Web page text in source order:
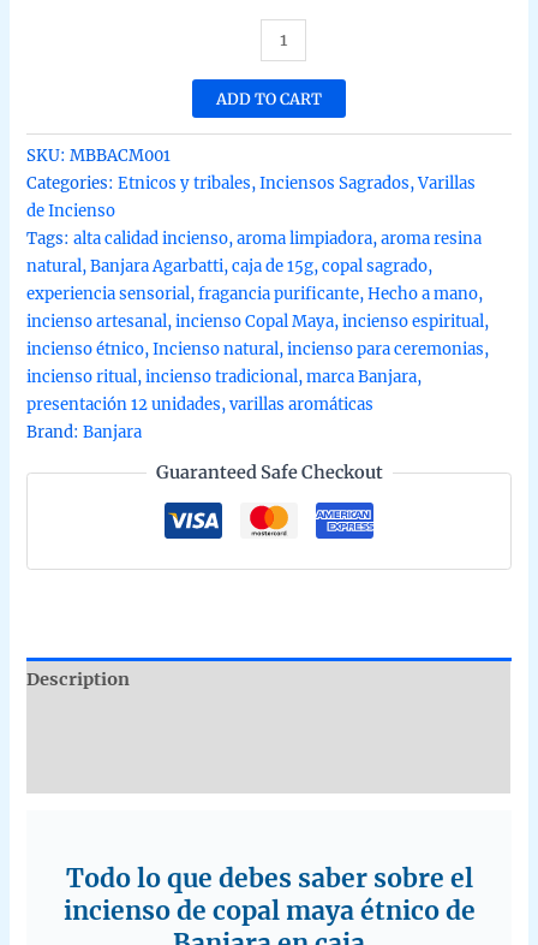
Incienso
copal
maya
etnico
de
Banjara
agarbatti
masala
hecho
a
de
unidades
de
15g
ADD TO CART
SKU:MBBACM001
Categories:Etnicos y tribales,Inciensos Sagrados,Varillas
de Incienso
Tags:alta calidad incienso,aroma limpiadora,aroma resina
natural,Banjara Agarbatti,caja de 15g,copal sagrado,
experiencia sensorial,fragancia purificante,Hecho a mano,
incienso artesanal,incienso Copal Maya,incienso espiritual,
incienso étnico,Incienso natural,incienso para ceremonias,
incienso ritual,incienso tradicional,marca Banjara,
presentación 12 unidades,varillas aromáticas
Brand:Banjara
Guaranteed Safe Checkout
Description
Todo lo que debes saber sobre el
incienso de copal maya étnico de